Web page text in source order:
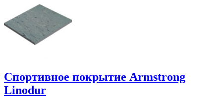
Спортивное покрытие Armstrong
Linodur